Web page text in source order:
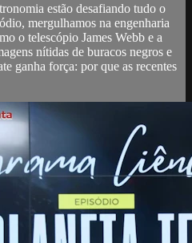
estão desafiando tudo o
mergulhamos na engenharia
o telescópio James Webb e a
nítidas de buracos negros e
ganha força: por que as recentes